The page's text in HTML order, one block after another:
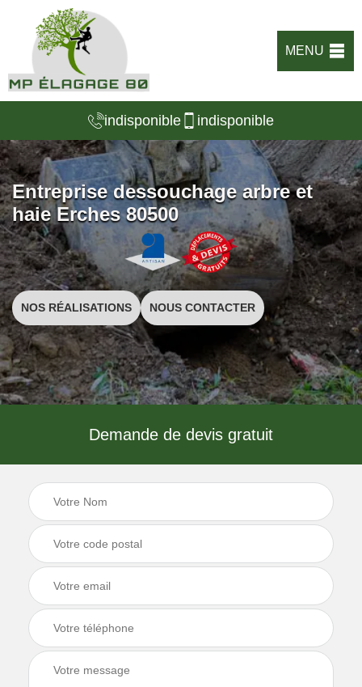
MENU
indisponible indisponible
Entreprise dessouchage arbre et
haie Erches 80500
NOS RÉALISATIONS NOUS CONTACTER
Demande de devis gratuit